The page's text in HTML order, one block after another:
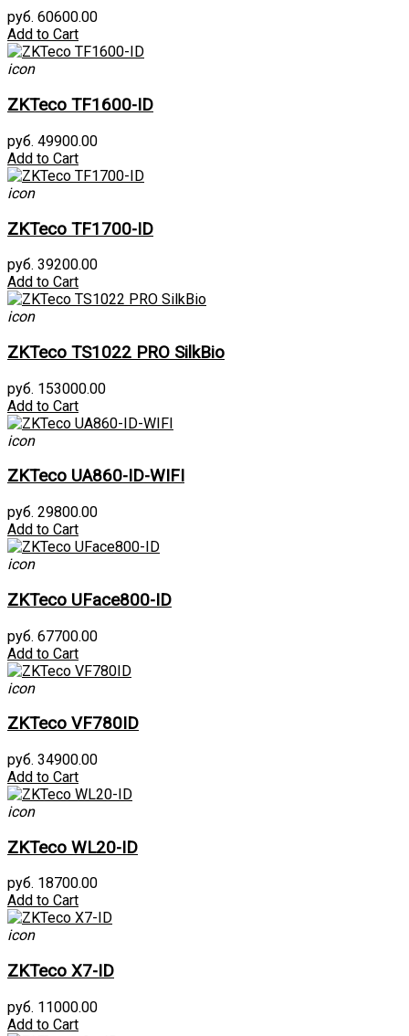
руб. 60600.00
Add to Cart
icon
ZKTeco TF1600-ID
руб. 49900.00
Add to Cart
icon
ZKTeco TF1700-ID
руб. 39200.00
Add to Cart
icon
ZKTeco TS1022 PRO SilkBio
руб. 153000.00
Add to Cart
icon
ZKTeco UA860-ID-WIFI
руб. 29800.00
Add to Cart
icon
ZKTeco UFace800-ID
руб. 67700.00
Add to Cart
icon
ZKTeco VF780ID
руб. 34900.00
Add to Cart
icon
ZKTeco WL20-ID
руб. 18700.00
Add to Cart
icon
ZKTeco X7-ID
руб. 11000.00
Add to Cart